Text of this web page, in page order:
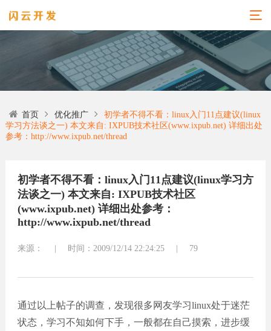
首页 优化推广
初学者不得不看：linux入门11点建议(linux
学习方法谈之一) 本文来自: IXPUB技术社区(www.ixpub.net) 详细出处
参考：http://www.ixpub.net/thread
初学者不得不看：linux入门11点建议(linux学习方
法谈之一) 本文来自: IXPUB技术社区
(www.ixpub.net) 详细出处参考：
http://www.ixpub.net/thread
来源： 时间：2009/12/14 22:24:25 79
通过以上帖子的调查，发现很多网友学习linux处于迷茫
状态，学习不知如何下手，一般都在自己摸索，进步缓